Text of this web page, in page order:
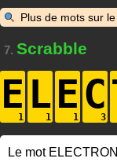
Plus de mots sur le
7. Scrabble
E LEC
Le mot